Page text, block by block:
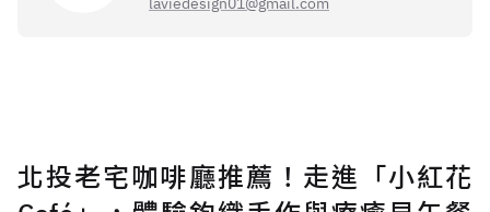
北投老宅咖啡廳推薦！走進「小紅花